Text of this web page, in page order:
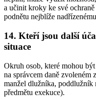
a učinit kroky ke své
podnětu nejblíže
14. Kteří jsou další
situace
Okruh osob, které mohou
na správcem daně zvoleném
manžel dlužníka, poddlužník
předmětu exekuce).